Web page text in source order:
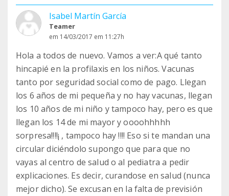
Isabel Martín García
Teamer
em 14/03/2017 em 11:27h
Hola a todos de nuevo. Vamos a ver:A qué tanto
hincapié en la profilaxis en los niños. Vacunas
tanto por seguridad social como de pago. Llegan
los 6 años de mi pequeña y no hay vacunas, llegan
los 10 años de mi niño y tampoco hay, pero es que
llegan los 14 de mi mayor y oooohhhhh
sorpresa!!!!¡ , tampoco hay !!!! Eso si te mandan una
circular diciéndolo supongo que para que no
vayas al centro de salud o al pediatra a pedir
explicaciones. Es decir, curandose en salud (nunca
mejor dicho). Se excusan en la falta de previsión